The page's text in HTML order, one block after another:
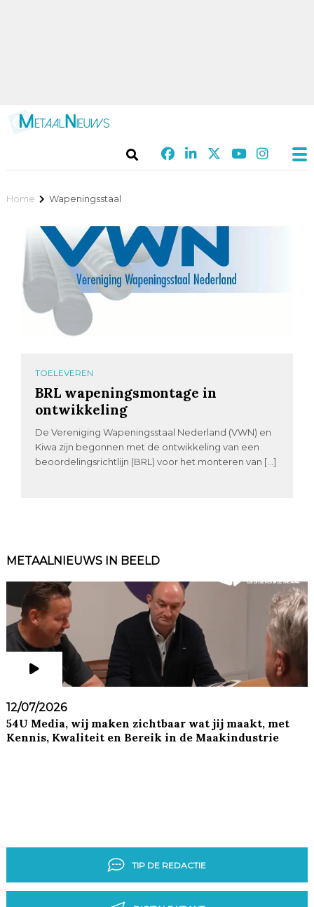
Home Wapeningsstaal
TOELEVEREN
BRL wapeningsmontage in
ontwikkeling
De Vereniging Wapeningsstaal Nederland (VWN) en
Kiwa zijn begonnen met de ontwikkeling van een
beoordelingsrichtlijn (BRL) voor het monteren van […]
METAALNIEUWS IN BEELD
12/07/2026
54U Media, wij maken zichtbaar wat jij maakt, met
Kennis, Kwaliteit en Bereik in de Maakindustrie
TIP DE REDACTIE